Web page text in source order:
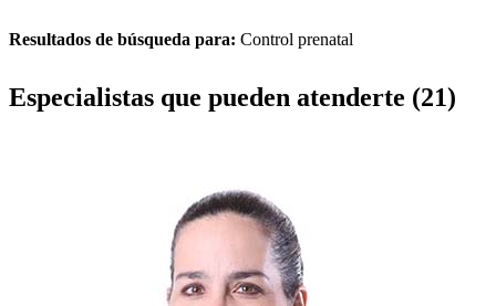
Resultados de búsqueda para: Control prenatal
Especialistas que pueden atenderte (21)